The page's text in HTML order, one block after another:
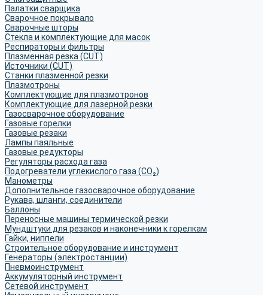
Палатки сварщика
Сварочное покрывало
Сварочные шторы
Стекла и комплектующие для масок
Респираторы и фильтры
Плазменная резка (CUT)
Источники (CUT)
Станки плазменной резки
Плазмотроны
Комплектующие для плазмотронов
Комплектующие для лазерной резки
Газосварочное оборудование
Газовые горелки
Газовые резаки
Лампы паяльные
Газовые редукторы
Регуляторы расхода газа
Подогреватели углекислого газа (CO₂)
Манометры
Дополнительное газосварочное оборудование
Рукава, шланги, соединители
Баллоны
Переносные машины термической резки
Мундштуки для резаков и наконечники к горелкам
Гайки, ниппели
Строительное оборудование и инструмент
Генераторы (электростанции)
Пневмоинструмент
Аккумуляторный инструмент
Сетевой инструмент